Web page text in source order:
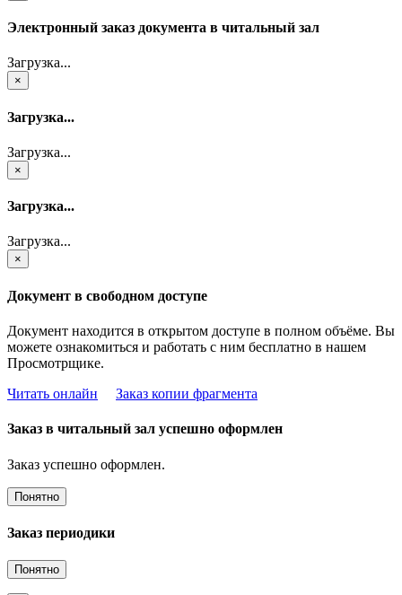
Электронный заказ документа в читальный зал
Загрузка...
×
Загрузка...
Загрузка...
×
Загрузка...
Загрузка...
×
Документ в свободном доступе
Документ находится в открытом доступе в полном объёме. Вы
можете ознакомиться и работать с ним бесплатно в нашем
Просмотрщике.
Читать онлайн
Заказ копии фрагмента
Заказ в читальный зал успешно оформлен
Заказ успешно оформлен.
Понятно
Заказ периодики
Понятно